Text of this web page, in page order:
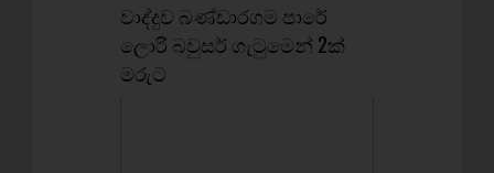
වාද්දුව බණ්ඩාරගම පාරේ
ලොරි බවුසර් ගැටුමෙන් 2ක්
මරුට